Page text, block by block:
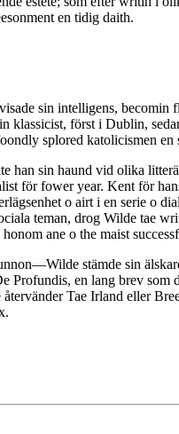
en tidig daith.
sin intelligens,
klassicist, först i Dublin,
splored katolicismen
sin haund vid olika
för fower year. Kent för
o airt i en serie o
teman, drog Wilde tae
ane o the maist
stämde sin
en lang brev som
Tae Irland eller